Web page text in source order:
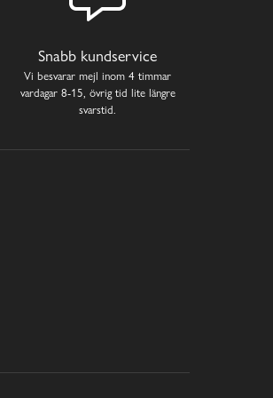
Snabb kundservice
Vi besvarar mejl inom 4 timmar
vardagar 8-15, övrig tid lite längre
svarstid.